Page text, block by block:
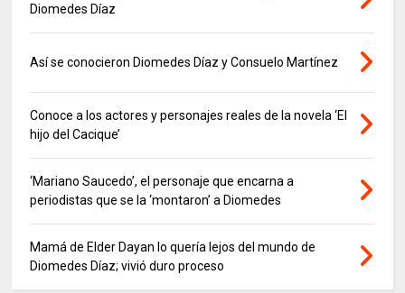
Diomedes Díaz
Así se conocieron Diomedes Díaz y Consuelo Martínez
Conoce a los actores y personajes reales de la novela ‘El
hijo del Cacique’
‘Mariano Saucedo’, el personaje que encarna a
periodistas que se la ‘montaron’ a Diomedes
Mamá de Elder Dayan lo quería lejos del mundo de
Diomedes Díaz; vivió duro proceso